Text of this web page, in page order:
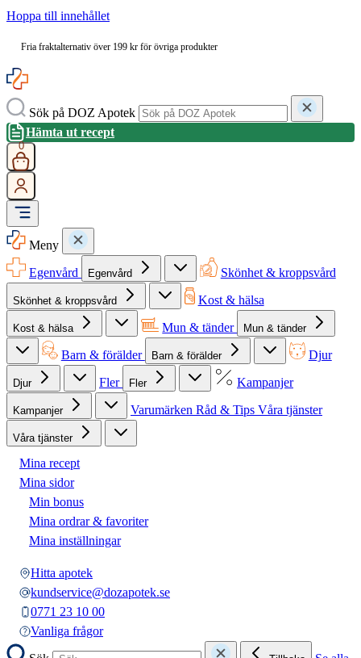
Hoppa till innehållet
Fria fraktalternativ över 199 kr för övriga produkter
Sök på DOZ Apotek
Hämta ut recept
0
Meny
Egenvård
Egenvård Skönhet & kroppsvård
Skönhet & kroppsvård Kost & hälsa
Kost & hälsa Mun & tänder Mun & tänder
Barn & förälder Barn & förälder Djur
Djur Fler Fler Kampanjer
Kampanjer Varumärken Råd & Tips Våra tjänster
Våra tjänster
Mina recept
Mina sidor
Min bonus
Mina ordrar & favoriter
Mina inställningar
Hitta apotek
kundservice@dozapotek.se
0771 23 10 00
Vanliga frågor